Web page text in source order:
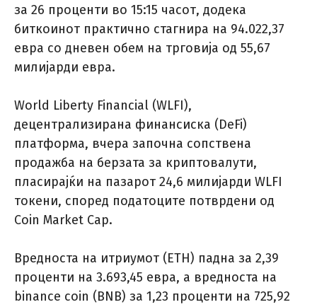
за 26 проценти во 15:15 часот, додека
биткоинот практично стагнира на 94.022,37
евра со дневен обем на трговија од 55,67
милијарди евра.
World Liberty Financial (WLFI),
децентрализирана финансиска (DeFi)
платформа, вчера започна сопствена
продажба на берзата за криптовалути,
пласирајќи на пазарот 24,6 милијарди WLFI
токени, според податоците потврдени од
Coin Market Cap.
Вредноста на итриумот (ETH) падна за 2,39
проценти на 3.693,45 евра, а вредноста на
binance coin (BNB) за 1,23 проценти на 725,92